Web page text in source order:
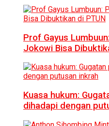
Prof Gayus
Jokowi Bisa
Kuasa hukum:
dihadapi dengan